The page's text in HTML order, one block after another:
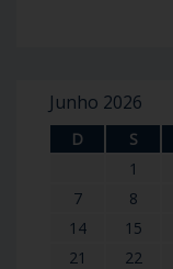
Junho 2026
D S
1
7
8
14
15
21
22